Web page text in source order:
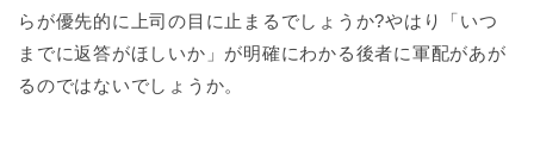
らが優先的に上司の目に止まるでしょうか?やはり「いつ
までに返答がほしいか」が明確にわかる後者に軍配があが
るのではないでしょうか。